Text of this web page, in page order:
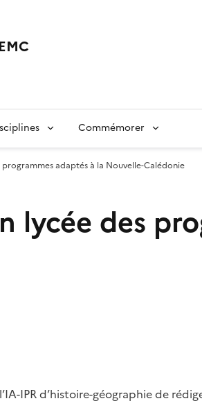
Commémorer
adaptés à la Nouvelle-Calédonie
lycée des
IPR d’histoire-géographie de